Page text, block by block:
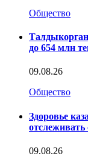
Общество
до 654 млн
09.08.26
Общество
Здоровье
09.08.26